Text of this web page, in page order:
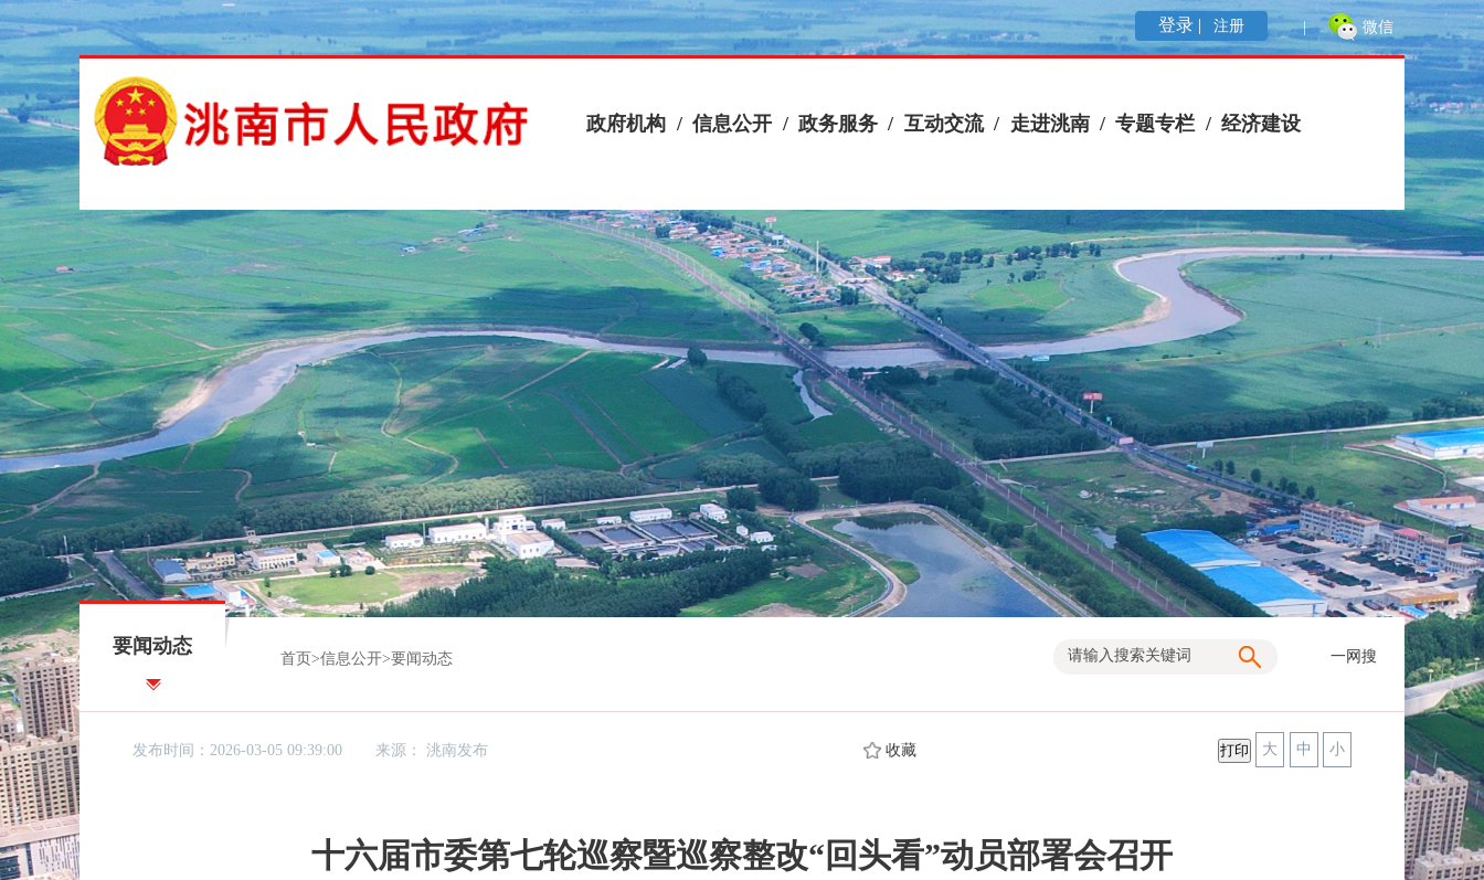
微信
|
登录 | 注册
政府机构 / 信息公开 / 政务服务 / 互动交流 / 走进洮南 / 专题专栏 / 经济建设
要闻动态
首页 >信息公开>要闻动态 一网搜
发布时间：2026-03-05 09:39:00 来源：洮南发布 小
中
大
收藏
十六届市委第七轮巡察暨巡察整改“回头看”动员部署会召开